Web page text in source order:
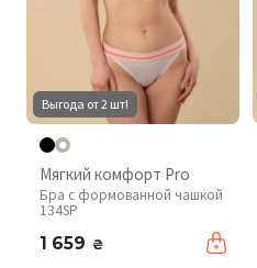
Выгода от 2 шт!
Мягкий комфорт Pro
Бра с формованной чашкой
134SP
1 659 ₴